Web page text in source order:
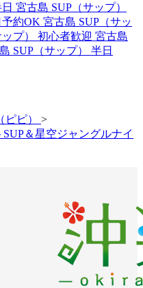
宮古島 SUP（サップ）
約OK 宮古島 SUP（サッ
プ） 初心者歓迎 宮古島
SUP（サップ） 半日
ピピ） >
＆星空ジャングルナイ